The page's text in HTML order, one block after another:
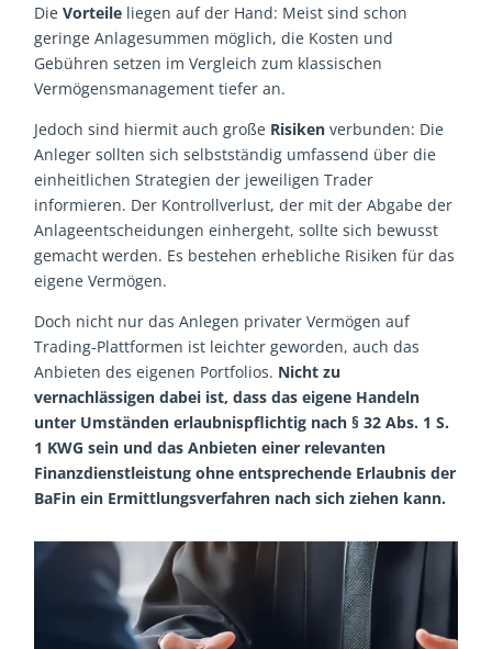
DieVorteile liegen auf der Hand: Meist sind schon
geringe Anlagesummen möglich, die Kosten und
Gebühren setzen im Vergleich zum klassischen
Vermögensmanagement tiefer an.
Jedoch sind hiermit auch große Risiken verbunden: Die
Anleger sollten sich selbstständig umfassend über die
einheitlichen Strategien der jeweiligen Trader
informieren. Der Kontrollverlust, der mit der Abgabe der
Anlageentscheidungen einhergeht, sollte sich bewusst
gemacht werden. Es bestehen erhebliche Risiken für das
eigene Vermögen.
Doch nicht nur das Anlegen privater Vermögen auf
Trading-Plattformen ist leichter geworden, auch das
Anbieten des eigenen Portfolios. Nicht zu
vernachlässigen dabei ist, dass das eigene Handeln
unter Umständen erlaubnispflichtig nach § 32 Abs. 1 S.
1 KWG sein und das Anbieten einer relevanten
Finanzdienstleistung ohne entsprechende Erlaubnis der
BaFin ein Ermittlungsverfahren nach sich ziehen kann.